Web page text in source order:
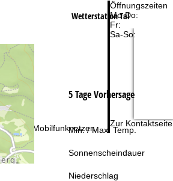
und Mobilfunknetzen
Öffnungszeiten
Mo-Do:
Fr:
Sa-So:
Zur Kontaktseite
Wetterstation Tal
5 Tage Vorhersage
Min. / Max. Temp.
Sonnenscheindauer
Niederschlag